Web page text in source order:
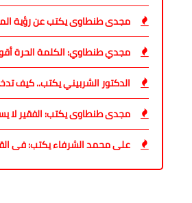
مجدى طنطاوى يكتب عن رؤية
مجدي طنطاوي: الكلمة الحرة
الدكتور الشربيني يكتب.. كيف
مجدى طنطاوى يكتب: الفقير لا
على محمد الشرفاء يكتب: فى